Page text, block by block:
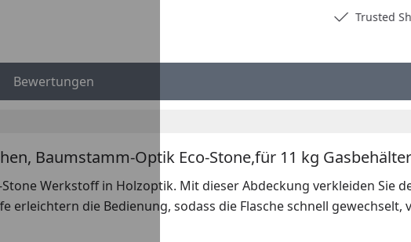
Trusted
Bewertungen
Baumstamm-Optik Eco-Stone,für 11 kg Gasbehälter
Werkstoff in Holzoptik. Mit dieser Abdeckung verkleiden Sie
erleichtern die Bedienung, sodass die Flasche schnell